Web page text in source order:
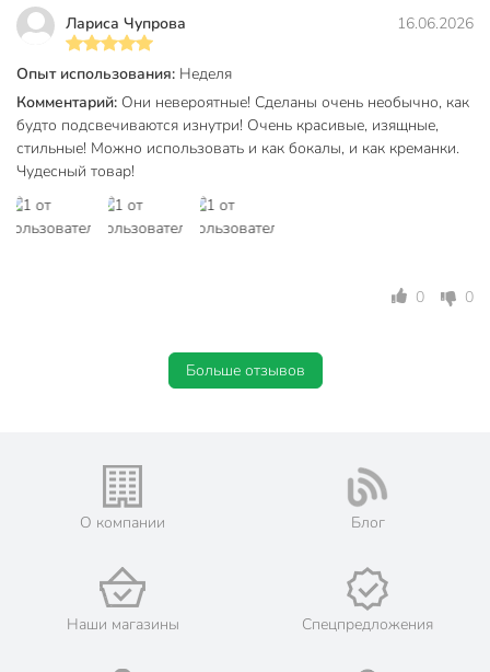
Бокалы выполнены из прочного стекла, устойчивого к
царапинам и мытью в посудомоечной машине.
Вы можете приобрести «Бокал-креманка 310 мл, стекло, 2
шт, Regent Inox, Linea ASTI, 81-204» и другие товары в
нашем интернет-магазине в Тамбове по низким ценам и с
бесплатным самовывозом.
Техническая информация
Regent Inox Linea
ASTI
Можно мыть в посудомоечной
посудомоечной
машины
Лариса Чупрова 16.06.2026
Опыт использования: Неделя
Комментарий: Они невероятные! Сделаны очень необычно, как
будто подсвечиваются изнутри! Очень красивые, изящные,
стильные! Можно использовать и как бокалы, и как креманки.
Чудесный товар!
0 0
Больше отзывов
О компании Блог
Наши магазины Спецпредложения